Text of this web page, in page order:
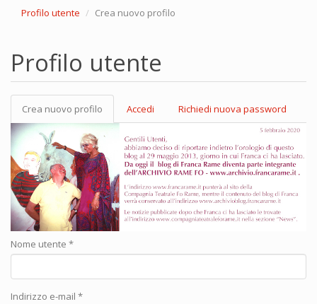
Profilo utente Crea nuovo profilo
Profilo utente
Schede primarie
Crea nuovo profilo (scheda
attiva)
Accedi Richiedi nuova password
Nome utente *
Indirizzo e-mail *